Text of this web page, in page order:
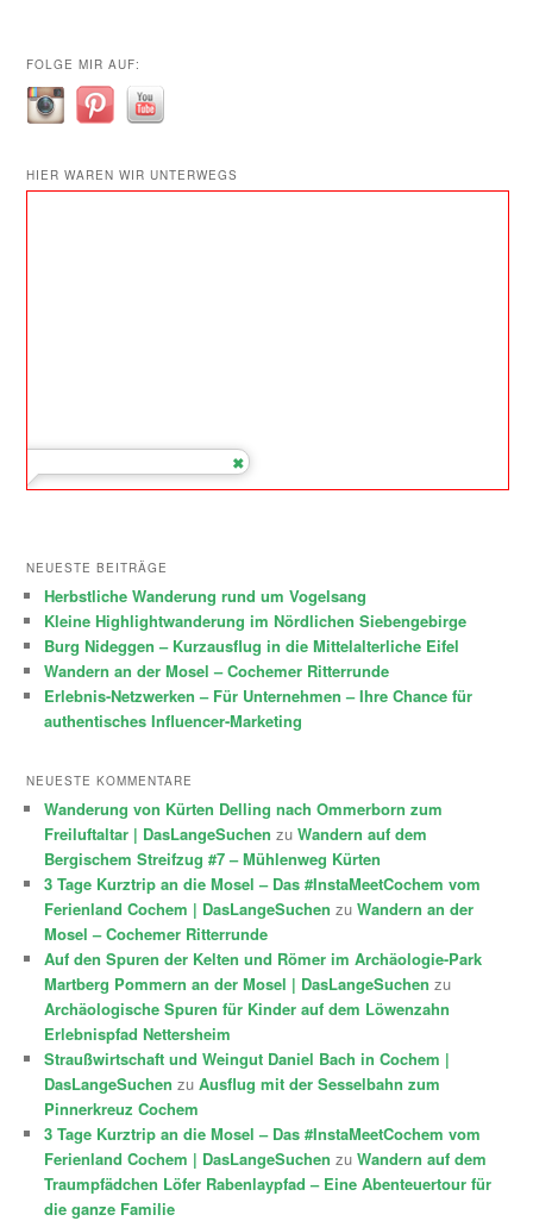
FOLGE MIR AUF:
HIER WAREN WIR UNTERWEGS
NEUESTE BEITRÄGE
Herbstliche Wanderung rund um Vogelsang
Kleine Highlightwanderung im Nördlichen Siebengebirge
Burg Nideggen – Kurzausflug in die Mittelalterliche Eifel
Wandern an der Mosel – Cochemer Ritterrunde
Erlebnis-Netzwerken – Für Unternehmen – Ihre Chance für
authentisches Influencer-Marketing
NEUESTE KOMMENTARE
Wanderung von Kürten Delling nach Ommerborn zum
Freiluftaltar | DasLangeSuchen zuWandern auf dem
Bergischem Streifzug #7 – Mühlenweg Kürten
3 Tage Kurztrip an die Mosel – Das #InstaMeetCochem vom
Ferienland Cochem | DasLangeSuchen zuWandern an der
Mosel – Cochemer Ritterrunde
Auf den Spuren der Kelten und Römer im Archäologie-Park
Martberg Pommern an der Mosel | DasLangeSuchen zu
Archäologische Spuren für Kinder auf dem Löwenzahn
Erlebnispfad Nettersheim
Straußwirtschaft und Weingut Daniel Bach in Cochem |
DasLangeSuchen zuAusflug mit der Sesselbahn zum
Pinnerkreuz Cochem
3 Tage Kurztrip an die Mosel – Das #InstaMeetCochem vom
Ferienland Cochem | DasLangeSuchen zuWandern auf dem
Traumpfädchen Löfer Rabenlaypfad – Eine Abenteuertour für
die ganze Familie